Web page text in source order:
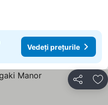
Vedeți prețurile
Distribuiți